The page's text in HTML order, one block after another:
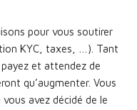
pour vous soutirer
KYC, taxes, …). Tant
et attendez de
qu’augmenter. Vous
avez décidé de le